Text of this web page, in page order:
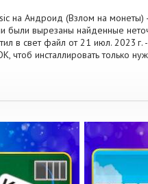
на Андроид (Взлом на монеты)
были вырезаны найденные
в свет файл от 21 июл. 2023
чтоб инсталлировать только